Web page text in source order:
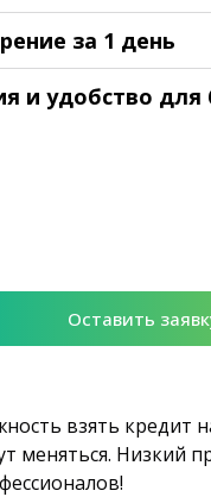
за 1 день
и удобство
Оставить
взять кредит
меняться. Низкий